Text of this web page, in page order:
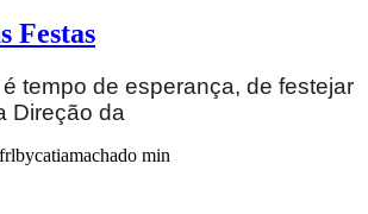
Festas
tempo de esperança, de festejar
Direção da